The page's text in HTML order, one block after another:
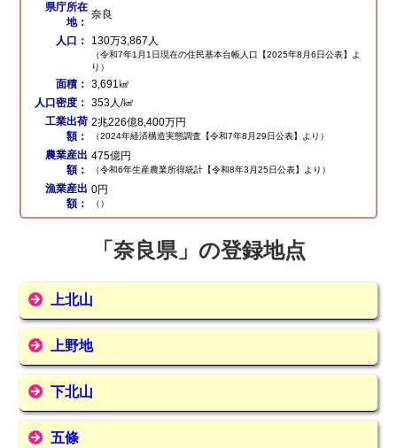
県庁所在
地：
奈良
人口： 130万3,867人
（令和7年1月1日現在の住民基本台帳人口【2025年8月6日公表】よ
り）
面積： 3,691㎢
人口密度： 353人/㎢
工業出荷
額：
2兆226億8,400万円
（2024年経済構造実態調査【令和7年8月29日公表】より）
農業産出
額：
475億円
（令和6年生産農業所得統計【令和8年3月25日公表】より）
漁業産出
額：
0円
（）
「奈良県」の登録地点
上北山
上野地
下北山
五條